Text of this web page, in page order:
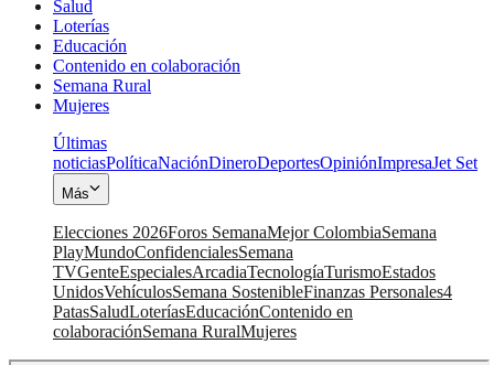
Salud
Loterías
Educación
Contenido en colaboración
Semana Rural
Mujeres
Últimas
noticiasPolíticaNaciónDineroDeportesOpiniónImpresaJet Set
Más
Elecciones 2026Foros SemanaMejor ColombiaSemana
PlayMundoConfidencialesSemana
TVGenteEspecialesArcadiaTecnologíaTurismoEstados
UnidosVehículosSemana SostenibleFinanzas Personales4
PatasSaludLoteríasEducaciónContenido en
colaboraciónSemana RuralMujeres